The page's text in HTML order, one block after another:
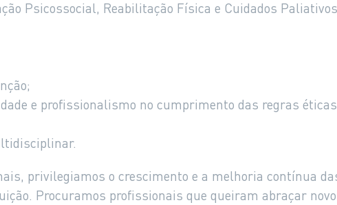
Psicossocial, Reabilitação Física e Cuidados
e profissionalismo no cumprimento das regras
privilegiamos o crescimento e a melhoria contínua
Procuramos profissionais que queiram abraçar